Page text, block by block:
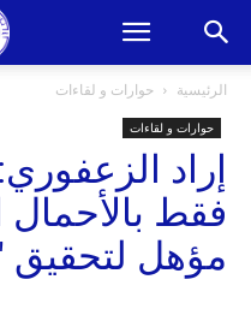
الرئيسية حوارات و لقاءات
حوارات و لقاءات
إراد
فقط بالأحمال
مؤهل لتحقيق